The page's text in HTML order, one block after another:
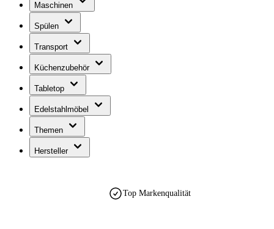
Maschinen
Spülen
Transport
Küchenzubehör
Tabletop
Edelstahlmöbel
Themen
Hersteller
Top Markenqualität